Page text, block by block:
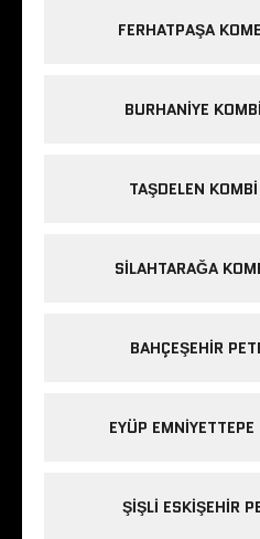
FERHATPAŞA
BURHANIYE
TAŞDELEN
SILAHTARAĞA
BAHÇEŞEHIR
EYÜP
ŞIŞLI ESKIŞEHIR